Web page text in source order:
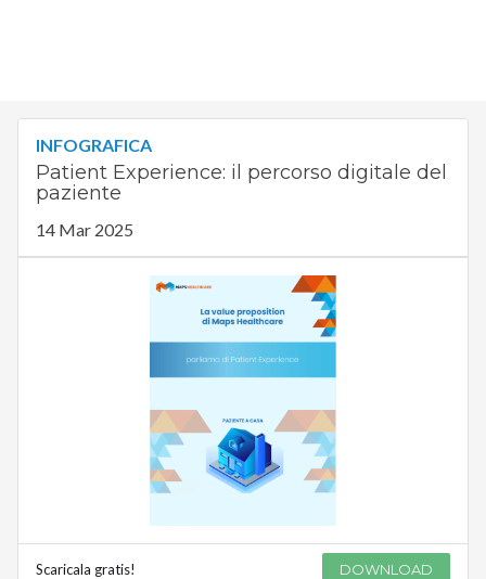
INFOGRAFICA
Patient Experience: il percorso digitale del
paziente
14 Mar 2025
Scaricala gratis! DOWNLOAD